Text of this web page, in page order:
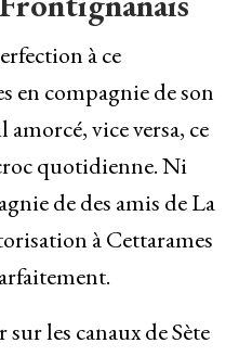
à ce
en compagnie de son
vice versa, ce
quotidienne. Ni
de des amis de La
à Cettarames
les canaux de Sète